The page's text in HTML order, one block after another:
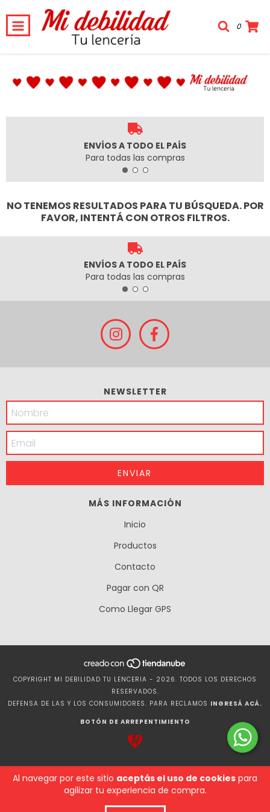
Al navegar por este sitio aceptás el uso de cookies para
agilizar tu experiencia de compra.
0
ENVÍOS A TODO EL PAÍS
Para todas las compras
NO TENEMOS RESULTADOS PARA TU BÚSQUEDA. POR
FAVOR, INTENTÁ CON OTROS FILTROS.
ENVÍOS A TODO EL PAÍS
Para todas las compras
NEWSLETTER
MÁS INFORMACIÓN
Inicio
Productos
Contacto
Pagar con QR
Como Llegar GPS
COPYRIGHT MI DEBILIDAD TU LENCERIA - 2026. TODOS LOS DERECHOS
RESERVADOS.
DEFENSA DE LAS Y LOS CONSUMIDORES. PARA RECLAMOS INGRESÁ ACÁ.
BOTÓN DE ARREPENTIMIENTO